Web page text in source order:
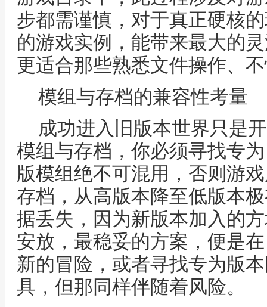
步都需谨慎，对于真正硬核
的游戏实例，能带来最大的
更适合那些熟悉文件操作、
模组与存档的兼容性考量
成功进入旧版本世界只是
模组与存档，你必须寻找专
版模组绝不可混用，否则游
存档，从高版本降至低版本
据丢失，因为新版本加入的
安放，最稳妥的方案，便是
新的冒险，或者寻找专为版
具，但那同样伴随着风险。